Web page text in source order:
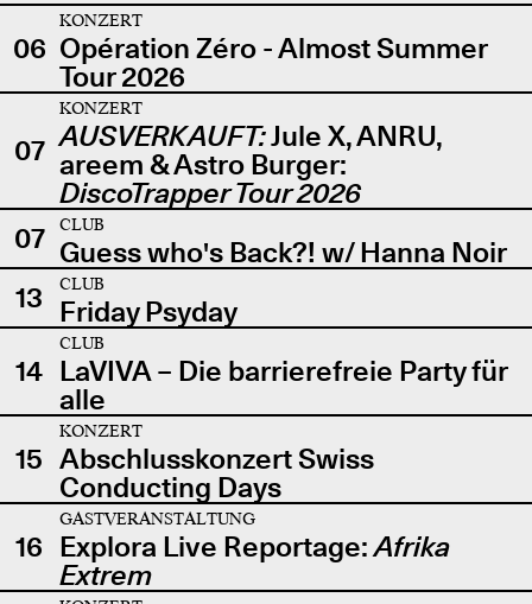
06
KONZERT
Opération Zéro - Almost Summer
Tour 2026
07
KONZERT
AUSVERKAUFT:Jule X, ANRU,
areem & Astro Burger:
DiscoTrapper Tour 2026
07
CLUB
Guess who's Back?! w/ Hanna Noir
13
CLUB
Friday Psyday
14
CLUB
LaVIVA – Die barrierefreie Party für
alle
15
KONZERT
Abschlusskonzert Swiss
Conducting Days
16
GASTVERANSTALTUNG
Explora Live Reportage:Afrika
Extrem